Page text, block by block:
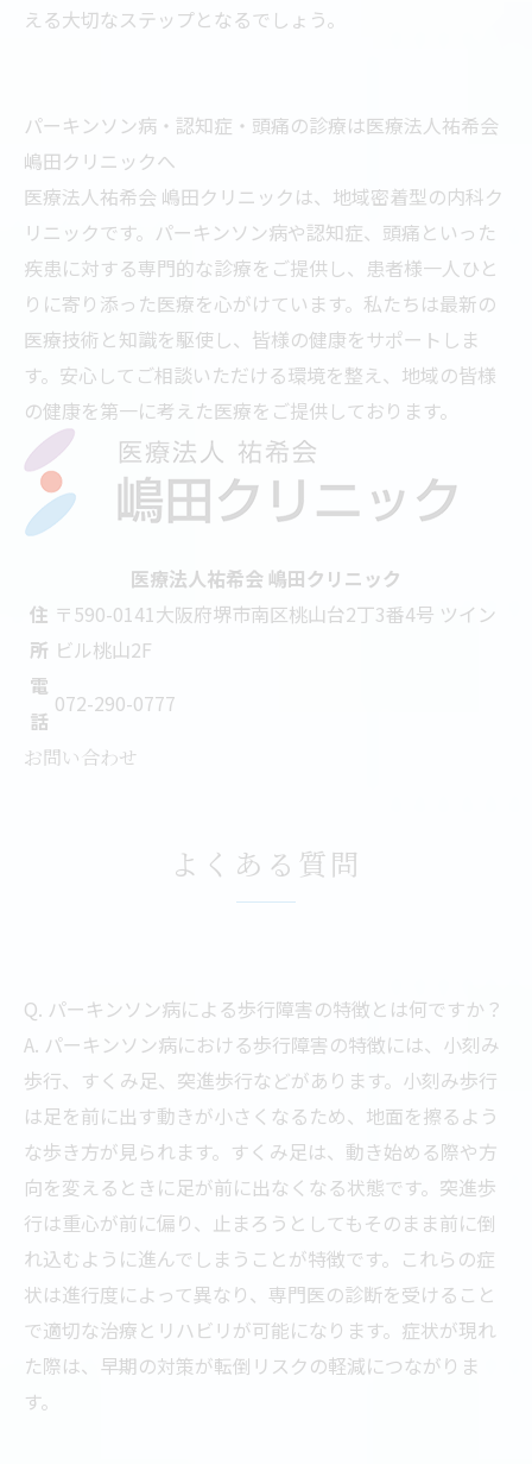
える大切なステップとなるでしょう。
パーキンソン病・認知症・頭痛の診療は医療法人祐希会
嶋田クリニックへ
医療法人祐希会 嶋田クリニックは、地域密着型の内科ク
リニックです。パーキンソン病や認知症、頭痛といった
疾患に対する専門的な診療をご提供し、患者様一人ひと
りに寄り添った医療を心がけています。私たちは最新の
医療技術と知識を駆使し、皆様の健康をサポートしま
す。安心してご相談いただける環境を整え、地域の皆様
の健康を第一に考えた医療をご提供しております。
医療法人祐希会 嶋田クリニック
住
所
〒590-0141大阪府堺市南区桃山台2丁3番4号 ツイン
ビル桃山2F
電
話
072-290-0777
お問い合わせ
よくある質問
Q. パーキンソン病による歩行障害の特徴とは何ですか？
A. パーキンソン病における歩行障害の特徴には、小刻み
歩行、すくみ足、突進歩行などがあります。小刻み歩行
は足を前に出す動きが小さくなるため、地面を擦るよう
な歩き方が見られます。すくみ足は、動き始める際や方
向を変えるときに足が前に出なくなる状態です。突進歩
行は重心が前に偏り、止まろうとしてもそのまま前に倒
れ込むように進んでしまうことが特徴です。これらの症
状は進行度によって異なり、専門医の診断を受けること
で適切な治療とリハビリが可能になります。症状が現れ
た際は、早期の対策が転倒リスクの軽減につながりま
す。